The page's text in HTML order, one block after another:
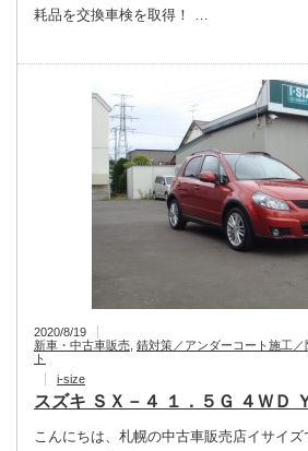
耗品を交換車検を取得！ …
2020/8/19
新車・中古車販売 錆対策／アンダーコート施工
ト
i-size
スズキ ＳＸ－４ １．５Ｇ ４ＷＤ
こんにちは、札幌の中古車販売店イサイ